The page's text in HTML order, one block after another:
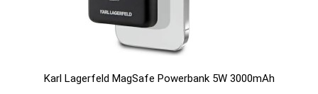
Karl Lagerfeld MagSafe Powerbank 5W 3000mAh